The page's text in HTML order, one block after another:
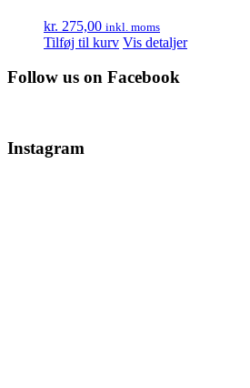
kr. 275,00 inkl. moms
Tilføj til kurv Vis detaljer
Follow us on Facebook
Instagram